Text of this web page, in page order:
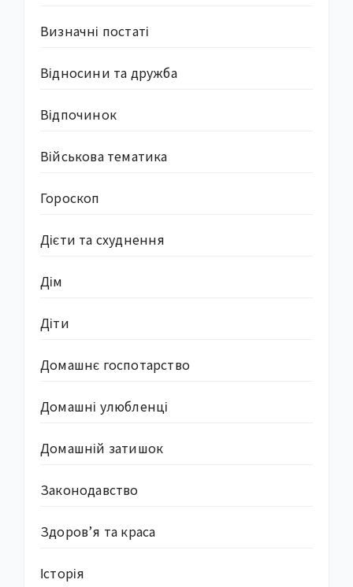
Визначні постаті
Відносини та дружба
Відпочинок
Військова тематика
Гороскоп
Дієти та схуднення
Дім
Діти
Домашнє госпотарство
Домашні улюбленці
Домашній затишок
Законодавство
Здоров’я та краса
Історія